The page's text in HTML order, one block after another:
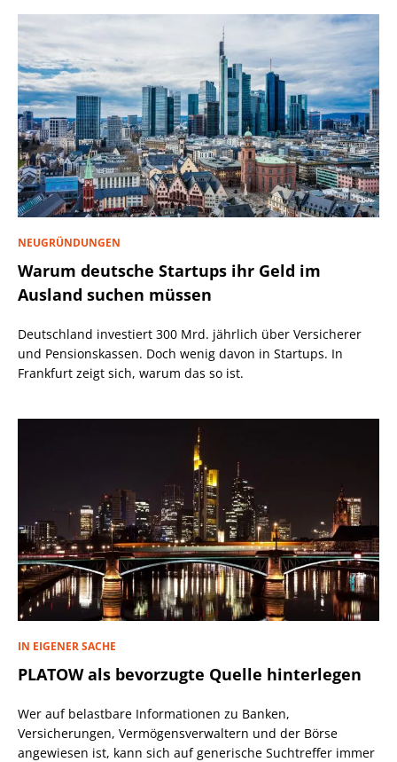
NEUGRÜNDUNGEN
Warum deutsche Startups ihr Geld im
Ausland suchen müssen
Deutschland investiert 300 Mrd. jährlich über Versicherer
und Pensionskassen. Doch wenig davon in Startups. In
Frankfurt zeigt sich, warum das so ist.
IN EIGENER SACHE
PLATOW als bevorzugte Quelle hinterlegen
Wer auf belastbare Informationen zu Banken,
Versicherungen, Vermögensverwaltern und der Börse
angewiesen ist, kann sich auf generische Suchtreffer immer